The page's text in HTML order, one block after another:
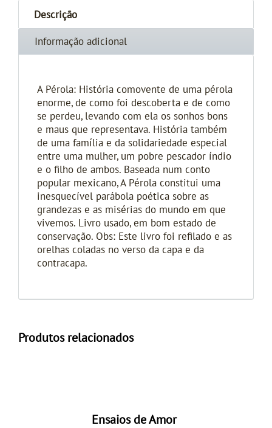
Descrição
Informação adicional
A Pérola: História comovente de uma pérola
enorme, de como foi descoberta e de como
se perdeu, levando com ela os sonhos bons
e maus que representava. História também
de uma família e da solidariedade especial
entre uma mulher, um pobre pescador índio
e o filho de ambos. Baseada num conto
popular mexicano, A Pérola constitui uma
inesquecível parábola poética sobre as
grandezas e as misérias do mundo em que
vivemos. Livro usado, em bom estado de
conservação. Obs: Este livro foi refilado e as
orelhas coladas no verso da capa e da
contracapa.
Produtos relacionados
Ensaios de Amor